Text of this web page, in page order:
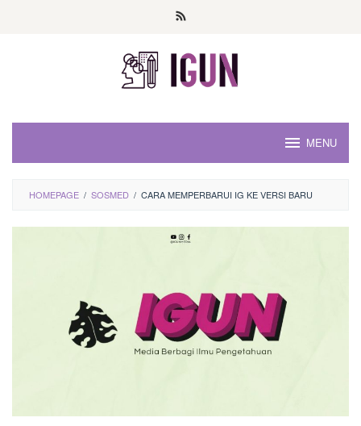
MENU
HOMEPAGE / SOSMED / CARA MEMPERBARUI IG KE VERSI BARU